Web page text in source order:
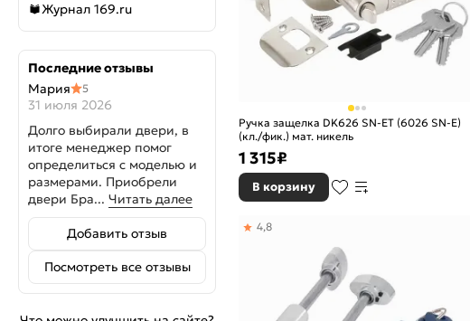
Журнал 169.ru
Последние отзывы
Мария
5
31 июля 2026
Долго выбирали двери, в
итоге менеджер помог
определиться с моделью и
размерами. Приобрели
двери Бра... Читать далее
Добавить отзыв
Посмотреть все отзывы
Ручка защелка DK626 SN-ET (6026 SN-E)
(кл./фик.) мат. никель
1 315₽
В корзину
4,8